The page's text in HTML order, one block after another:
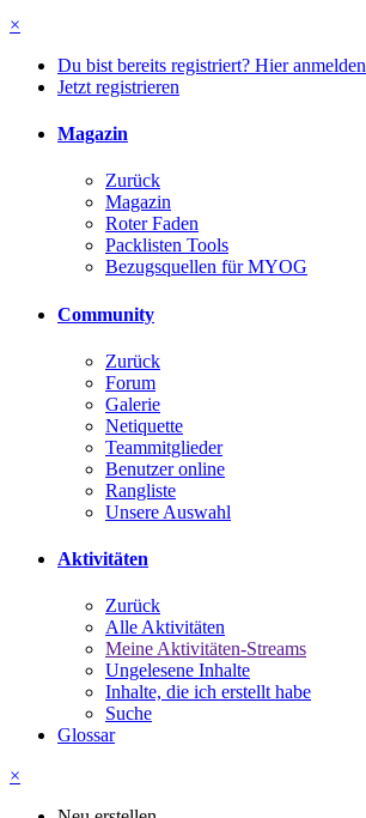
×
Du bist bereits registriert? Hier anmelden
Jetzt registrieren
Magazin
Zurück
Magazin
Roter Faden
Packlisten Tools
Bezugsquellen für MYOG
Community
Zurück
Forum
Galerie
Netiquette
Teammitglieder
Benutzer online
Rangliste
Unsere Auswahl
Aktivitäten
Zurück
Alle Aktivitäten
Meine Aktivitäten-Streams
Ungelesene Inhalte
Inhalte, die ich erstellt habe
Suche
Glossar
×